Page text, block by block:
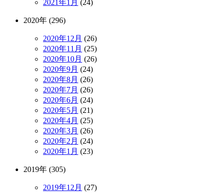
2021年1月 (24)
2020年 (296)
2020年12月 (26)
2020年11月 (25)
2020年10月 (26)
2020年9月 (24)
2020年8月 (26)
2020年7月 (26)
2020年6月 (24)
2020年5月 (21)
2020年4月 (25)
2020年3月 (26)
2020年2月 (24)
2020年1月 (23)
2019年 (305)
2019年12月 (27)